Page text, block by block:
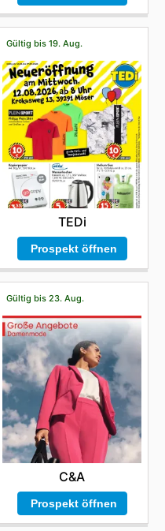
Gültig bis 19. Aug.
TEDi
Prospekt öffnen
Gültig bis 23. Aug.
C&A
Prospekt öffnen